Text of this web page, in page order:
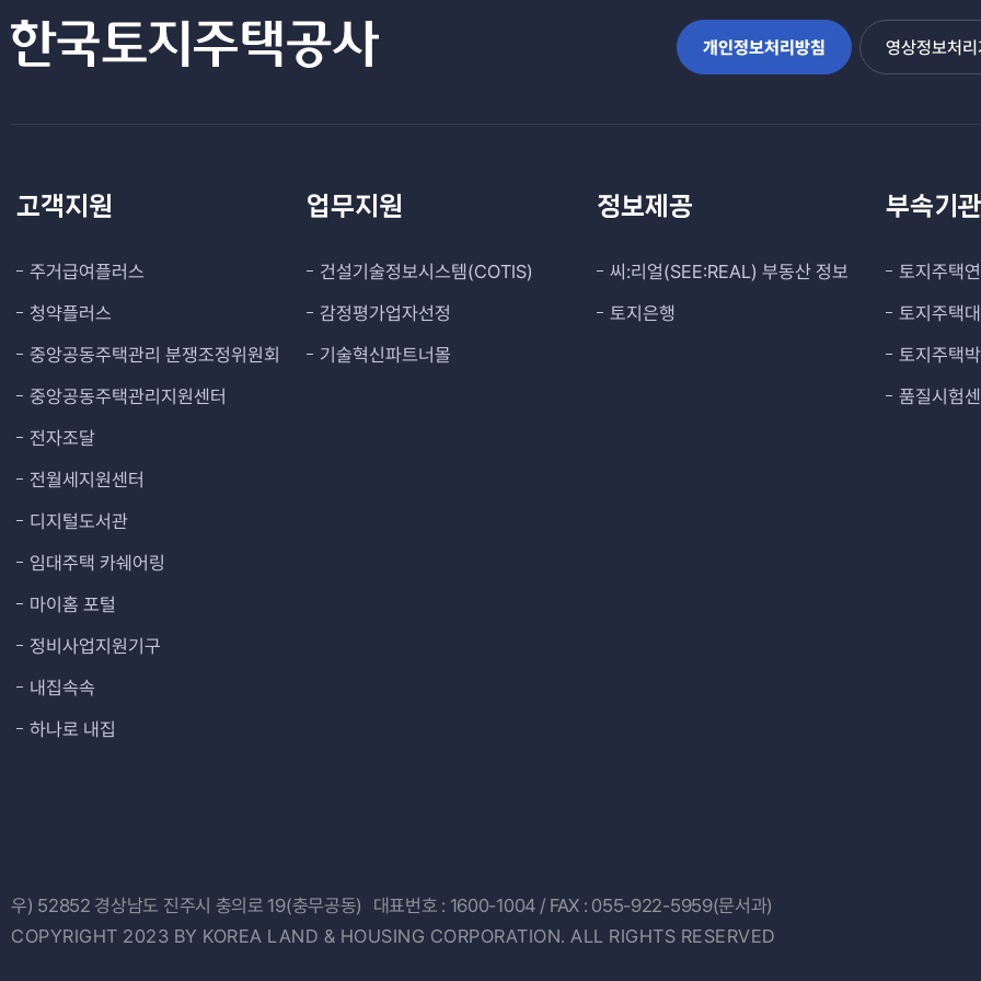
개인정보처리방침 영상정보처
고객지원
주거급여플러스
청약플러스
중앙공동주택관리 분쟁조정위원회
중앙공동주택관리지원센터
전자조달
전월세지원센터
디지털도서관
임대주택 카쉐어링
마이홈 포털
정비사업지원기구
내집속속
하나로 내집
업무지원
건설기술정보시스템(COTIS)
감정평가업자선정
기술혁신파트너몰
정보제공
씨:리얼(SEE:REAL) 부동산 정보
토지은행
부속기
토지주택
토지주택
토지주택
품질시험
우) 52852 경상남도 진주시 충의로 19(충무공동) 대표번호 : 1600-1004/ FAX : 055-922-5959(문서과)
COPYRIGHT 2023 BY KOREA LAND & HOUSING CORPORATION. ALL RIGHTS RESERVED